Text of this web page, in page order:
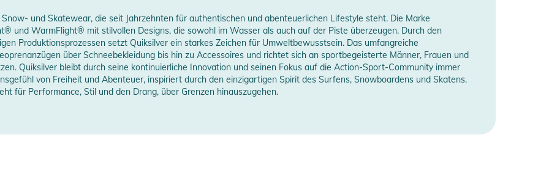
mit der Bewegungsfreiheit eines Regular Fit
2024
anzeigen
und Skatewear, die seit Jahrzehnten für authentischen und abenteuerlichen Lifestyle steht. Die Marke
und WarmFlight® mit stilvollen Designs, die sowohl im Wasser als auch auf der Piste überzeugen. Durch den
Produktionsprozessen setzt Quiksilver ein starkes Zeichen für Umweltbewusstsein. Das umfangreiche
über Schneebekleidung bis hin zu Accessoires und richtet sich an sportbegeisterte Männer, Frauen und
Quiksilver bleibt durch seine kontinuierliche Innovation und seinen Fokus auf die Action-Sport-Community immer
von Freiheit und Abenteuer, inspiriert durch den einzigartigen Spirit des Surfens, Snowboardens und Skatens.
für Performance, Stil und den Drang, über Grenzen hinauszugehen.